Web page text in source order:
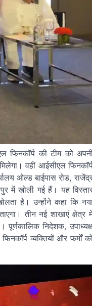
फिनकॉर्प की टीम को
वहीं आईसीएल
ओल्ड बाईपास रोड,
में खोली गई हैं। यह
है। उन्होंने कहा कि
तीन नई शाखाएं क्षेत्र
निदेशक,
व्यक्तियों और फर्मों